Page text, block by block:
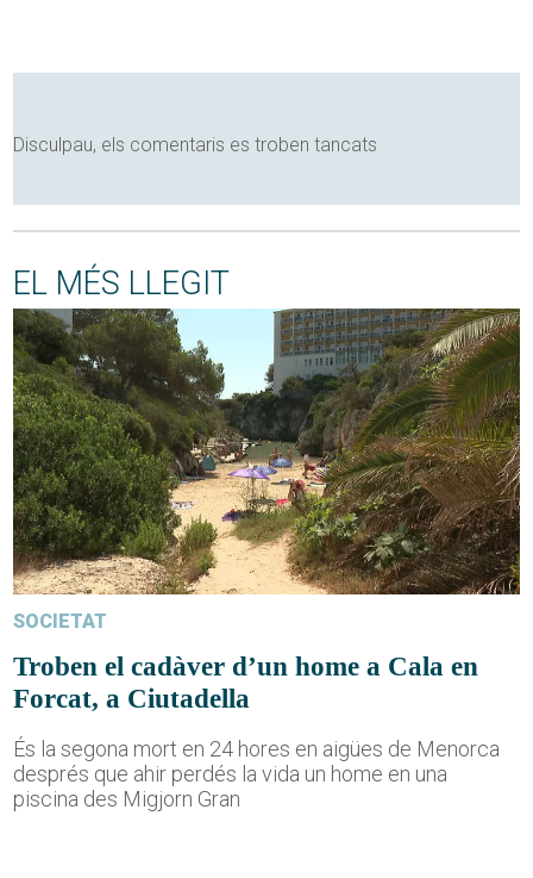
Disculpau, els comentaris es troben tancats
EL MÉS LLEGIT
SOCIETAT
Troben el cadàver d’un home a Cala en
Forcat, a Ciutadella
És la segona mort en 24 hores en aigües de Menorca
després que ahir perdés la vida un home en una
piscina des Migjorn Gran